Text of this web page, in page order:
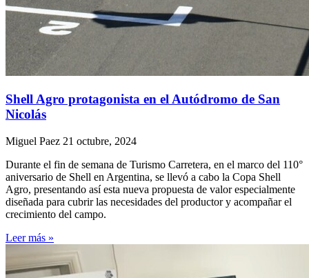
Shell Agro protagonista en el Autódromo de San
Nicolás
Miguel Paez 21 octubre, 2024
Durante el fin de semana de Turismo Carretera, en el marco del 110°
aniversario de Shell en Argentina, se llevó a cabo la Copa Shell
Agro, presentando así esta nueva propuesta de valor especialmente
diseñada para cubrir las necesidades del productor y acompañar el
crecimiento del campo.
Leer más »